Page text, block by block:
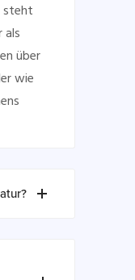
steht
als
über
wie